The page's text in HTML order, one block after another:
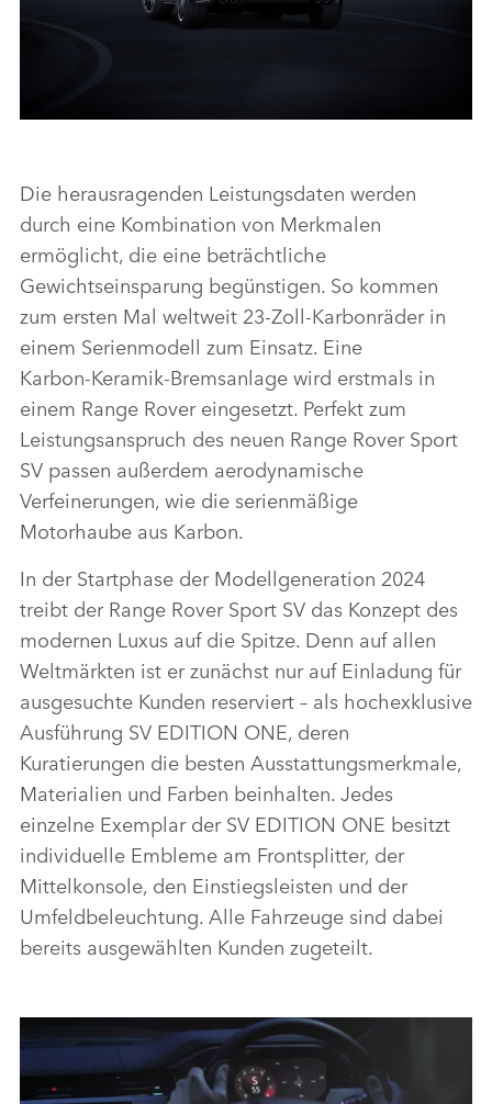
nach WLTP* (jeweils max. komb.): P635 AWD
4,4 Liter V8 Twin-Turbobenziner 467 kW (635
PS) 12,5 l/100 km; 282 g/km††
HERUNTERLADEN
SHARE
Die herausragenden Leistungsdaten werden
durch eine Kombination von Merkmalen
ermöglicht, die eine beträchtliche
Gewichtseinsparung begünstigen. So kommen
zum ersten Mal weltweit 23‑Zoll‑Karbonräder in
einem Serienmodell zum Einsatz. Eine
Karbon‑Keramik‑Bremsanlage wird erstmals in
einem Range Rover eingesetzt. Perfekt zum
Leistungsanspruch des neuen Range Rover Sport
SV passen außerdem aerodynamische
Verfeinerungen, wie die serienmäßige
Motorhaube aus Karbon.
In der Startphase der Modellgeneration 2024
treibt der Range Rover Sport SV das Konzept des
modernen Luxus auf die Spitze. Denn auf allen
Weltmärkten ist er zunächst nur auf Einladung für
ausgesuchte Kunden reserviert – als hochexklusive
Ausführung SV EDITION ONE, deren
Kuratierungen die besten Ausstattungsmerkmale,
Materialien und Farben beinhalten. Jedes
einzelne Exemplar der SV EDITION ONE besitzt
individuelle Embleme am Frontsplitter, der
Mittelkonsole, den Einstiegsleisten und der
Umfeldbeleuchtung. Alle Fahrzeuge sind dabei
bereits ausgewählten Kunden zugeteilt.